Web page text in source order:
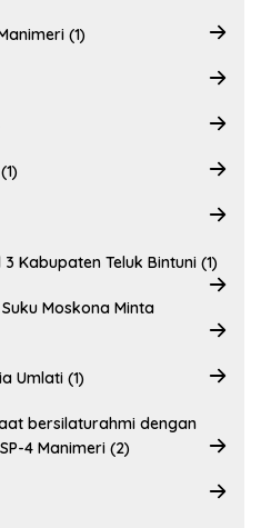
(1)
Kabupaten Teluk Bintuni (1)
Moskona Minta
Umlati (1)
bersilaturahmi dengan
4 Manimeri (2)